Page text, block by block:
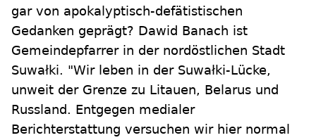
gar von apokalyptisch-defätistischen
Gedanken geprägt? Dawid Banach ist
Gemeindepfarrer in der nordöstlichen Stadt
Suwałki. "Wir leben in der Suwałki-Lücke,
unweit der Grenze zu Litauen, Belarus und
Russland. Entgegen medialer
Berichterstattung versuchen wir hier normal